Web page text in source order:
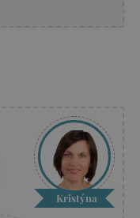
Kristýna